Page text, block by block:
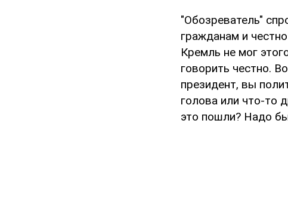
"Обозреватель"
гражданам и
Кремль не мог
говорить честно.
президент, вы
голова или что-то
это пошли? Надо